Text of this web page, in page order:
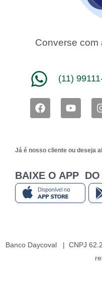
Converse com
(11)
F
a
o
k
Y
o
b
Já é nosso cliente ou deseja
BAIXE O APP DO
Banco Daycoval | CNPJ